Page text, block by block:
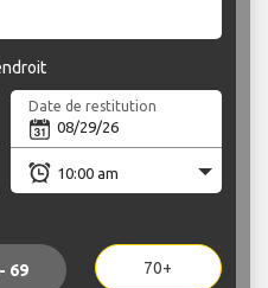
Date de restitution
69 70+